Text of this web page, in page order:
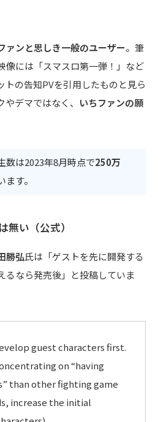
ァンと思しき一般のユーザー。筆
像には「スマスロ第一弾！」など
トの告知PVを引用したものと見ら
デマではなく、 いちファンの願
数は2023年8月時点で250万
す。
無い（公式）
勝弘氏は「ゲストを先に開発する
るなら発売後」と投稿していま
guest characters first.
on “having
than other fighting game
increase the initial